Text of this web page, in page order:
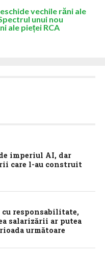
vechile răni ale
unui nou
ale pieței RCA
imperiul AI, dar
care l-au construit
cu responsabilitate,
salarizării ar putea
următoare